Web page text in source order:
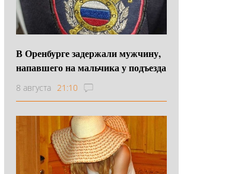
В Оренбурге задержали мужчину,
напавшего на мальчика у подъезда
8 августа 21:10